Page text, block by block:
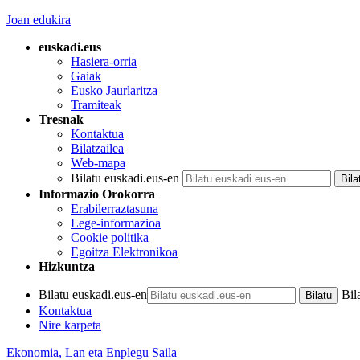
Joan edukira
euskadi.eus
Hasiera-orria
Gaiak
Eusko Jaurlaritza
Tramiteak
Tresnak
Kontaktua
Bilatzailea
Web-mapa
Bilatu euskadi.eus-en
Informazio Orokorra
Erabilerraztasuna
Lege-informazioa
Cookie politika
Egoitza Elektronikoa
Hizkuntza
Bilatu euskadi.eus-en
Kontaktua
Nire karpeta
Ekonomia, Lan eta Enplegu Saila